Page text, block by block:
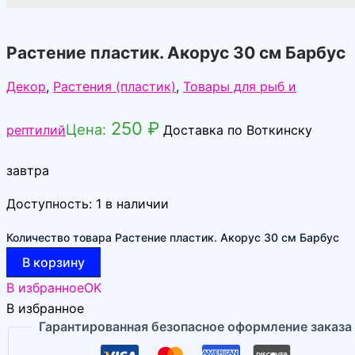
Растение пластик. Акорус 30 см Барбус
Декор, Растения (пластик), Товары для рыб и
рептилийЦена: 250 ₽ Доставка по Воткинску
завтра
Доступность: 1 в наличии
Количество товара Растение пластик. Акорус 30 см Барбус
В корзину
В избранноеOK
В избранное
Гарантированная безопасное оформление заказа